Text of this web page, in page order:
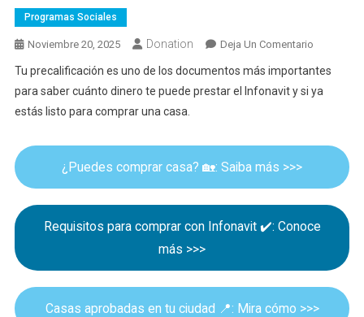
Programas Sociales
Noviembre 20, 2025 Donation Deja Un ComentarioEn
Cómo
Puede
Tu precalificación es uno de los documentos más importantes
para saber cuánto dinero te puede prestar el Infonavit y si ya
estás listo para comprar una casa.
¿Puedes comprar casa? 🏡: Saiba más >>>
Requisitos para comprar con Infonavit ✔️: Conoce
más >>>
Casas aprobadas en tu ciudad 📍: Mira cómo >>>